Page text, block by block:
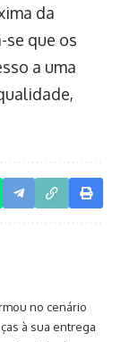
da
se que os
a uma
no cenário
à sua entrega